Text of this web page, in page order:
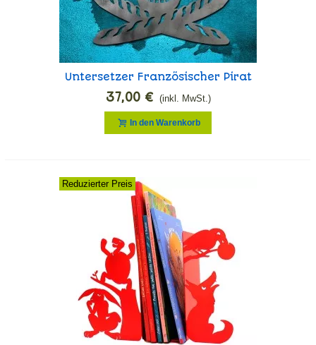
Untersetzer Französischer Pirat
37,00 € (inkl. MwSt.)
In den Warenkorb
Reduzierter Preis